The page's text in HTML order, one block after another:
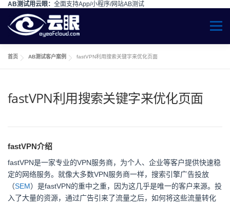
AB测试用云眼： 全面支持App/小程序/网站AB测试
Skip to content
Menu
首页 AB测试客户案例 fastVPN利用搜索关键字来优化页面
fastVPN利用搜索关键字来优化页面
fastVPN介绍
fastVPN是一家专业的VPN服务商，为个人、企业等客户提供快速稳
定的网络服务。就像大多数VPN服务商一样，搜索引擎广告投放
（SEM）是fastVPN的重中之重，因为这几乎是唯一的客户来源。投
入了大量的资源，通过广告引来了流量之后，如何将这些流量转化